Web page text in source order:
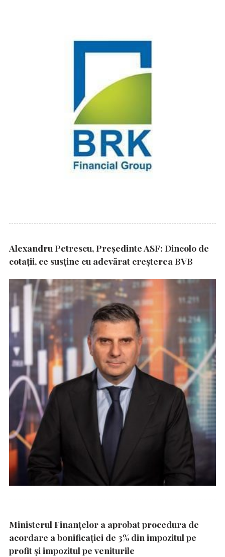
Alexandru Petrescu, Președinte ASF: Dincolo de
cotații, ce susține cu adevărat creșterea BVB
Ministerul Finanțelor a aprobat procedura de
acordare a bonificației de 3% din impozitul pe
profit și impozitul pe veniturile